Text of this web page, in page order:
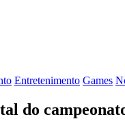
Entretenimento Games
do